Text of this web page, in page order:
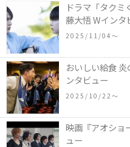
ドラマ「タク
藤大悟 Wインタ
2025/11/04〜
おいしい給食
ンタビュー
2025/10/22〜
映画『アオショ
ュー